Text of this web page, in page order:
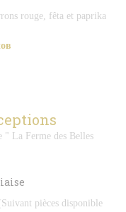
rouge, fêta et paprika
" La Ferme des Belles
pièces disponible